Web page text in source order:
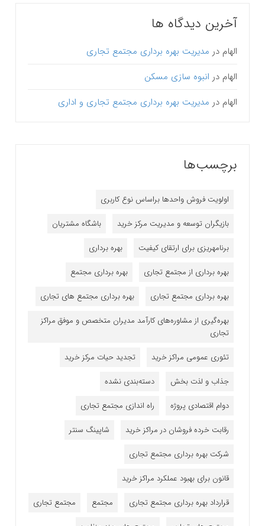
آخرین دیدگاه ها
الهام در مدیریت بهره برداری مجتمع تجاری
الهام در انبوه سازی مسکن
الهام در مدیریت بهره برداری مجتمع تجاری و اداری
برچسب‌ها
اولویت فروش واحدها براساس نوع کاربری
بازیگران توسعه و مدیریت مرکز خرید
باشگاه مشتریان
برنامه‎ریزی برای ارتقای کیفیت
بهره برداری
بهره برداری از مجتمع تجاری
بهره برداری مجتمع
بهره برداری مجتمع تجاری
بهره برداری مجتمع های تجاری
بهره‌گیری از مشاوره‌های کارآمد مدیران متخصص و موفق مراکز
تجاری
تئوری عمومی مراکز خرید
تجدید حیات مرکز خرید
جذاب و لذت بخش
دسته‌بندی نشده
دوام اقتصادی پروژه
راه اندازی مجتمع تجاری
رقابت خرده فروشان در مراکز خرید
شاپینگ سنتر
شرکت بهره برداری مجتمع تجاری
قانون برای بهبود عملکرد مراکز خرید
قرارداد بهره برداری مجتمع تجاری
مجتمع
مجتمع تجاری